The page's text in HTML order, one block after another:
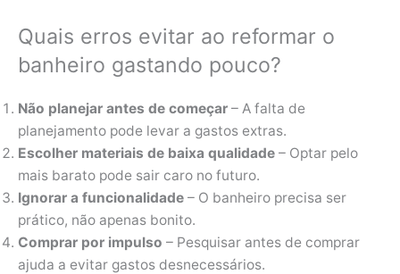
Quais erros evitar ao reformar o
banheiro gastando pouco?
Não planejar antes de começar – A falta de
planejamento pode levar a gastos extras.
Escolher materiais de baixa qualidade – Optar pelo
mais barato pode sair caro no futuro.
Ignorar a funcionalidade – O banheiro precisa ser
prático, não apenas bonito.
Comprar por impulso – Pesquisar antes de comprar
ajuda a evitar gastos desnecessários.